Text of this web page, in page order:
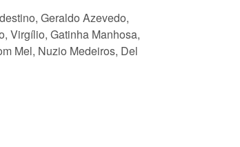
Geraldo Azevedo,
Virgílio, Gatinha Manhosa,
Mel, Nuzio Medeiros, Del